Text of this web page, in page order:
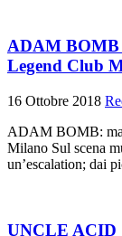
ADAM BOMB
Legend Club
16 Ottobre 2018
ADAM BOMB:
Milano Sul scena
un’escalation; dai
UNCLE ACID